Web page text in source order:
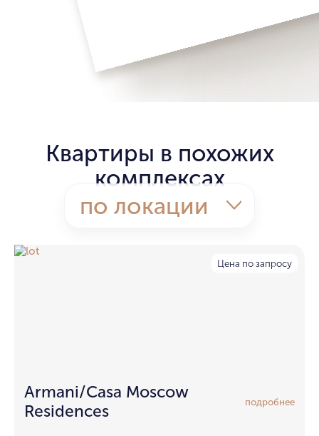
Квартиры в похожих
комплексах
по локации
Цена по запросу
Armani/Casa Moscow
Residences
подробнее